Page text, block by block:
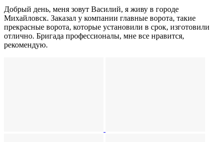
Добрый день, меня зовут Василий, я живу в городе
Михайловск. Заказал у компании главные ворота, такие
прекрасные ворота, которые установили в срок, изготовили
отлично. Бригада профессионалы, мне все нравится,
рекомендую.